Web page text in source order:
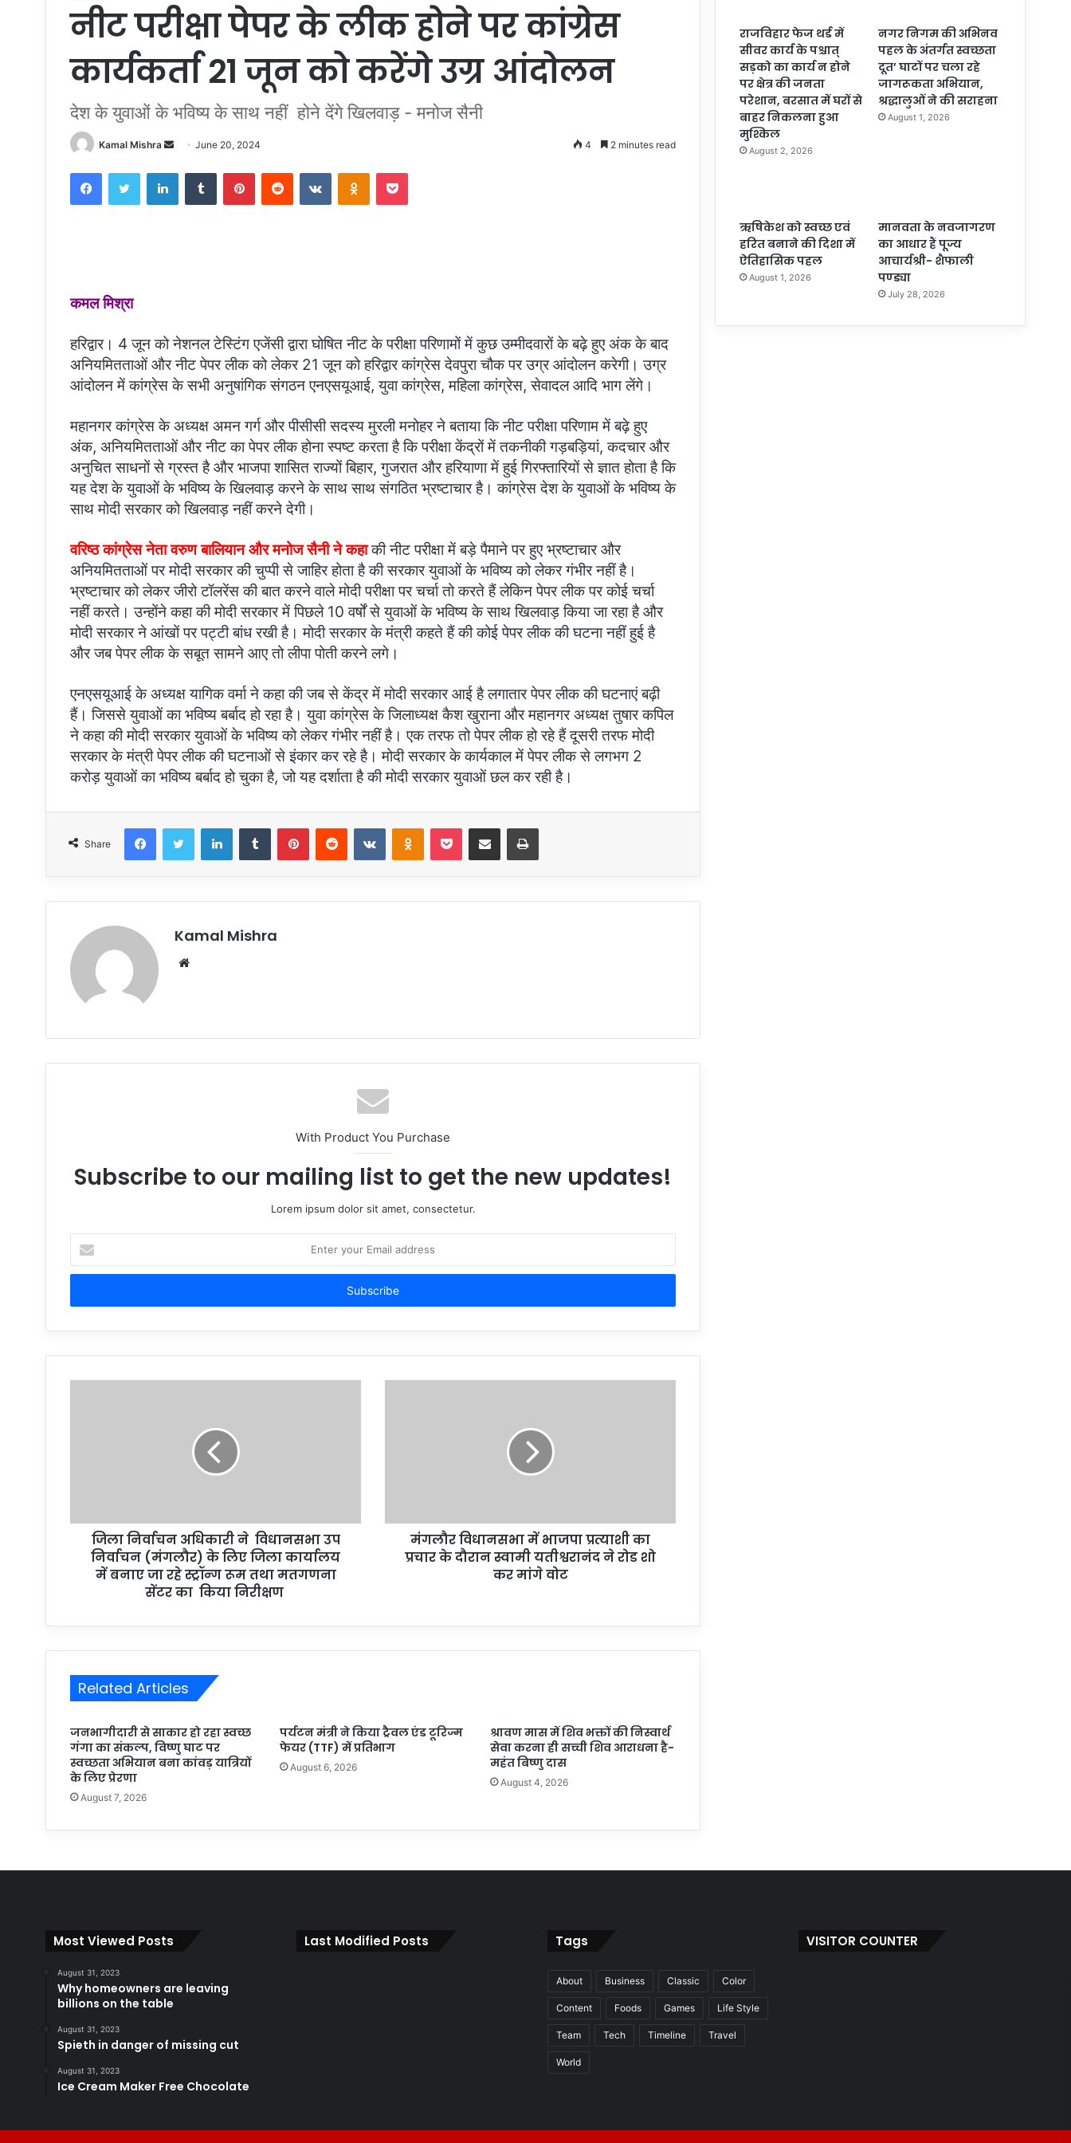
नीट परीक्षा पेपर के लीक होने पर कांग्रेस
कार्यकर्ता 21 जून को करेंगे उग्र आंदोलन
देश के युवाओं के भविष्य के साथ नहीं होने देंगे खिलवाड़ - मनोज सैनी
Kamal Mishra
Send June 20, 2024 4 2 minutes read
FacebookTwitter LinkedInTumblr PinterestReddit VKontakteOdnoklassniki
Pocket
कमल मिश्रा
हरिद्वार। 4 जून को नेशनल टेस्टिंग एजेंसी द्वारा घोषित नीट के परीक्षा परिणामों में कुछ उम्मीदवारों के बढ़े हुए अंक के बाद
अनियमितताओं और नीट पेपर लीक को लेकर 21 जून को हरिद्वार कांग्रेस देवपुरा चौक पर उग्र आंदोलन करेगी। उग्र
आंदोलन में कांग्रेस के सभी अनुषांगिक संगठन एनएसयूआई, युवा कांग्रेस, महिला कांग्रेस, सेवादल आदि भाग लेंगे।
महानगर कांग्रेस के अध्यक्ष अमन गर्ग और पीसीसी सदस्य मुरली मनोहर ने बताया कि नीट परीक्षा परिणाम में बढ़े हुए
अंक, अनियमितताओं और नीट का पेपर लीक होना स्पष्ट करता है कि परीक्षा केंद्रों में तकनीकी गड़बड़ियां, कदचार और
अनुचित साधनों से ग्रस्त है और भाजपा शासित राज्यों बिहार, गुजरात और हरियाणा में हुई गिरफ्तारियों से ज्ञात होता है कि
यह देश के युवाओं के भविष्य के खिलवाड़ करने के साथ साथ संगठित भ्रष्टाचार है। कांग्रेस देश के युवाओं के भविष्य के
साथ मोदी सरकार को खिलवाड़ नहीं करने देगी।
वरिष्ठ कांग्रेस नेता वरुण बालियान और मनोज सैनी ने कहा की नीट परीक्षा में बड़े पैमाने पर हुए भ्रष्टाचार और
अनियमितताओं पर मोदी सरकार की चुप्पी से जाहिर होता है की सरकार युवाओं के भविष्य को लेकर गंभीर नहीं है।
भ्रष्टाचार को लेकर जीरो टॉलरेंस की बात करने वाले मोदी परीक्षा पर चर्चा तो करते हैं लेकिन पेपर लीक पर कोई चर्चा
नहीं करते। उन्होंने कहा की मोदी सरकार में पिछले 10 वर्षों से युवाओं के भविष्य के साथ खिलवाड़ किया जा रहा है और
मोदी सरकार ने आंखों पर पट्टी बांध रखी है। मोदी सरकार के मंत्री कहते हैं की कोई पेपर लीक की घटना नहीं हुई है
और जब पेपर लीक के सबूत सामने आए तो लीपा पोती करने लगे।
एनएसयूआई के अध्यक्ष यागिक वर्मा ने कहा की जब से केंद्र में मोदी सरकार आई है लगातार पेपर लीक की घटनाएं बढ़ी
हैं। जिससे युवाओं का भविष्य बर्बाद हो रहा है। युवा कांग्रेस के जिलाध्यक्ष कैश खुराना और महानगर अध्यक्ष तुषार कपिल
ने कहा की मोदी सरकार युवाओं के भविष्य को लेकर गंभीर नहीं है। एक तरफ तो पेपर लीक हो रहे हैं दूसरी तरफ मोदी
सरकार के मंत्री पेपर लीक की घटनाओं से इंकार कर रहे है। मोदी सरकार के कार्यकाल में पेपर लीक से लगभग 2
करोड़ युवाओं का भविष्य बर्बाद हो चुका है, जो यह दर्शाता है की मोदी सरकार युवाओं छल कर रही है।
Share
FacebookTwitter LinkedInTumblr PinterestReddit VKontakteOdnoklassniki
Pocket Share via Email Print
Kamal Mishra
Website
With Product You Purchase
Subscribe to our mailing list to get the new updates!
Lorem ipsum dolor sit amet, consectetur.
your
Email
जिला निर्वाचन अधिकारी ने विधानसभा उप
निर्वाचन (मंगलौर) के लिए जिला कार्यालय
में बनाए जा रहे स्ट्रॉन्ग रूम तथा मतगणना
सेंटर का किया निरीक्षण
मंगलौर विधानसभा में भाजपा प्रत्याशी का
प्रचार के दौरान स्वामी यतीश्वरानंद ने रोड शो
कर मांगे वोट
Related Articles
जनभागीदारी से साकार हो रहा स्वच्छ
गंगा का संकल्प, विष्णु घाट पर
स्वच्छता अभियान बना कांवड़ यात्रियों
के लिए प्रेरणा
August 7, 2026
पर्यटन मंत्री ने किया ट्रैवल एंड टूरिज्म
फेयर (TTF) में प्रतिभाग
August 6, 2026
श्रावण मास में शिव भक्तों की निस्वार्थ
सेवा करना ही सच्ची शिव आराधना है-
महंत बिष्णु दास
August 4, 2026
राजविहार फेज थर्ड में
सीवर कार्य के पश्चात्
सड़को का कार्य न होने
पर क्षेत्र की जनता
परेशान, बरसात में घरों से
बाहर निकलना हुआ
मुश्किल
August 2, 2026
नगर निगम की अभिनव
पहल के अंतर्गत स्वच्छता
दूत’ घाटों पर चला रहे
जागरूकता अभियान,
श्रद्धालुओं ने की सराहना
August 1, 2026
ऋषिकेश को स्वच्छ एवं
हरित बनाने की दिशा में
ऐतिहासिक पहल
August 1, 2026
मानवता के नवजागरण
का आधार हैं पूज्य
आचार्यश्री- शैफाली
पण्ड्या
July 28, 2026
Most Viewed Posts
August 31, 2023
Why homeowners are leaving
billions on the table
August 31, 2023
Spieth in danger of missing cut
August 31, 2023
Ice Cream Maker Free Chocolate
Last Modified Posts Tags
About Business Classic Color
Content Foods Games Life Style
Team Tech Timeline Travel
World
VISITOR COUNTER